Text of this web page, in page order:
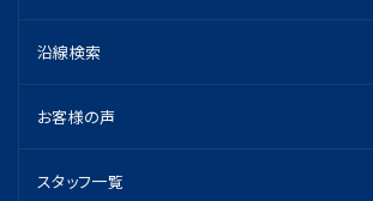
沿線検索
お客様の声
スタッフ一覧